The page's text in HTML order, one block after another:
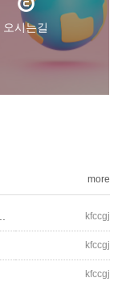
오시는길
more
kfccgj
kfccgj
kfccgj